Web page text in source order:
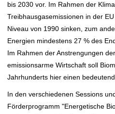
bis 2030 vor. Im Rahmen der
Treibhausgasemissionen in der
Niveau von 1990 sinken, zum
Energien mindestens 27 % des
Im Rahmen der Anstrengungen
emissionsarme Wirtschaft soll
Jahrhunderts hier einen
In den verschiedenen Sessions
Förderprogramm "Energetische